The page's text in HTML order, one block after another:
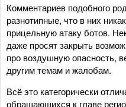
Комментариев подобного
разнотипные, что в них
прицельную атаку ботов.
даже просят закрыть
про воздушную опасность,
другим темам и жалобам.
Всё это категорически
обращающихся к главе